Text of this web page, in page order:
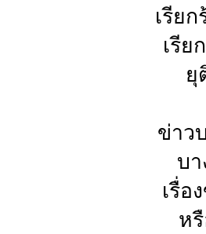
เรีย
เรีย
ยุ
ข่าว
บ
เรื่อ
ห